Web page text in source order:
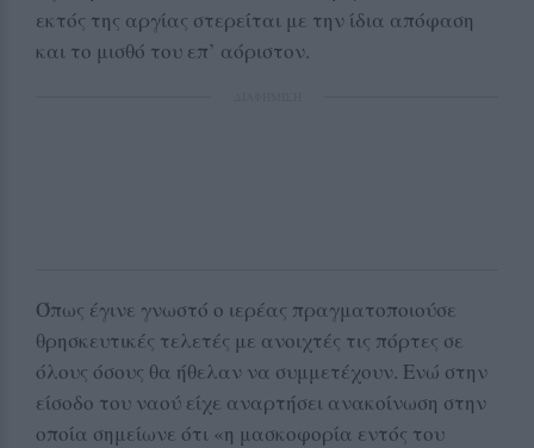
εκτός της αργίας στερείται με την ίδια απόφαση
και το μισθό του επ’ αόριστον.
Όπως έγινε γνωστό ο ιερέας πραγματοποιούσε
θρησκευτικές τελετές με ανοιχτές τις πόρτες σε
όλους όσους θα ήθελαν να συμμετέχουν. Ενώ στην
είσοδο του ναού είχε αναρτήσει ανακοίνωση στην
οποία σημείωνε ότι «η μασκοφορία εντός του